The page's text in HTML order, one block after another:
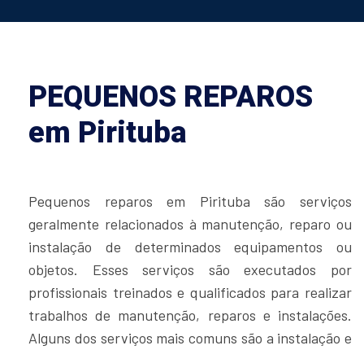
PEQUENOS REPAROS
em Pirituba
Pequenos reparos em Pirituba são serviços
geralmente relacionados à manutenção, reparo ou
instalação de determinados equipamentos ou
objetos. Esses serviços são executados por
profissionais treinados e qualificados para realizar
trabalhos de manutenção, reparos e instalações.
Alguns dos serviços mais comuns são a instalação e